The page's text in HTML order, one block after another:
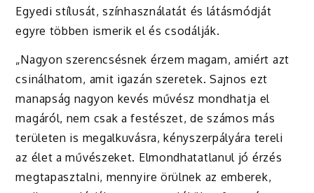
Egyedi stílusát, színhasználatát és látásmódját
egyre többen ismerik el és csodálják.
„Nagyon szerencsésnek érzem magam, amiért azt
csinálhatom, amit igazán szeretek. Sajnos ezt
manapság nagyon kevés művész mondhatja el
magáról, nem csak a festészet, de számos más
területen is megalkuvásra, kényszerpályára tereli
az élet a művészeket. Elmondhatatlanul jó érzés
megtapasztalni, mennyire örülnek az emberek,